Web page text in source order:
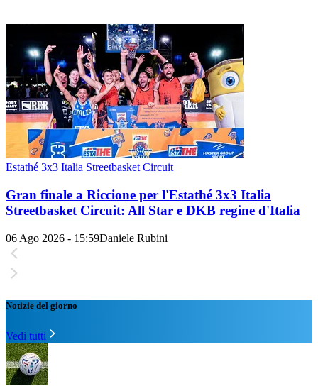
Estathé 3x3 Italia Streetbasket Circuit
Gran finale a Riccione per l'Estathé 3x3 Italia
Streetbasket Circuit: All Star e DKB regine d'Italia
06 Ago 2026 - 15:59Daniele Rubini
Notizie del giorno
Vedi tutti